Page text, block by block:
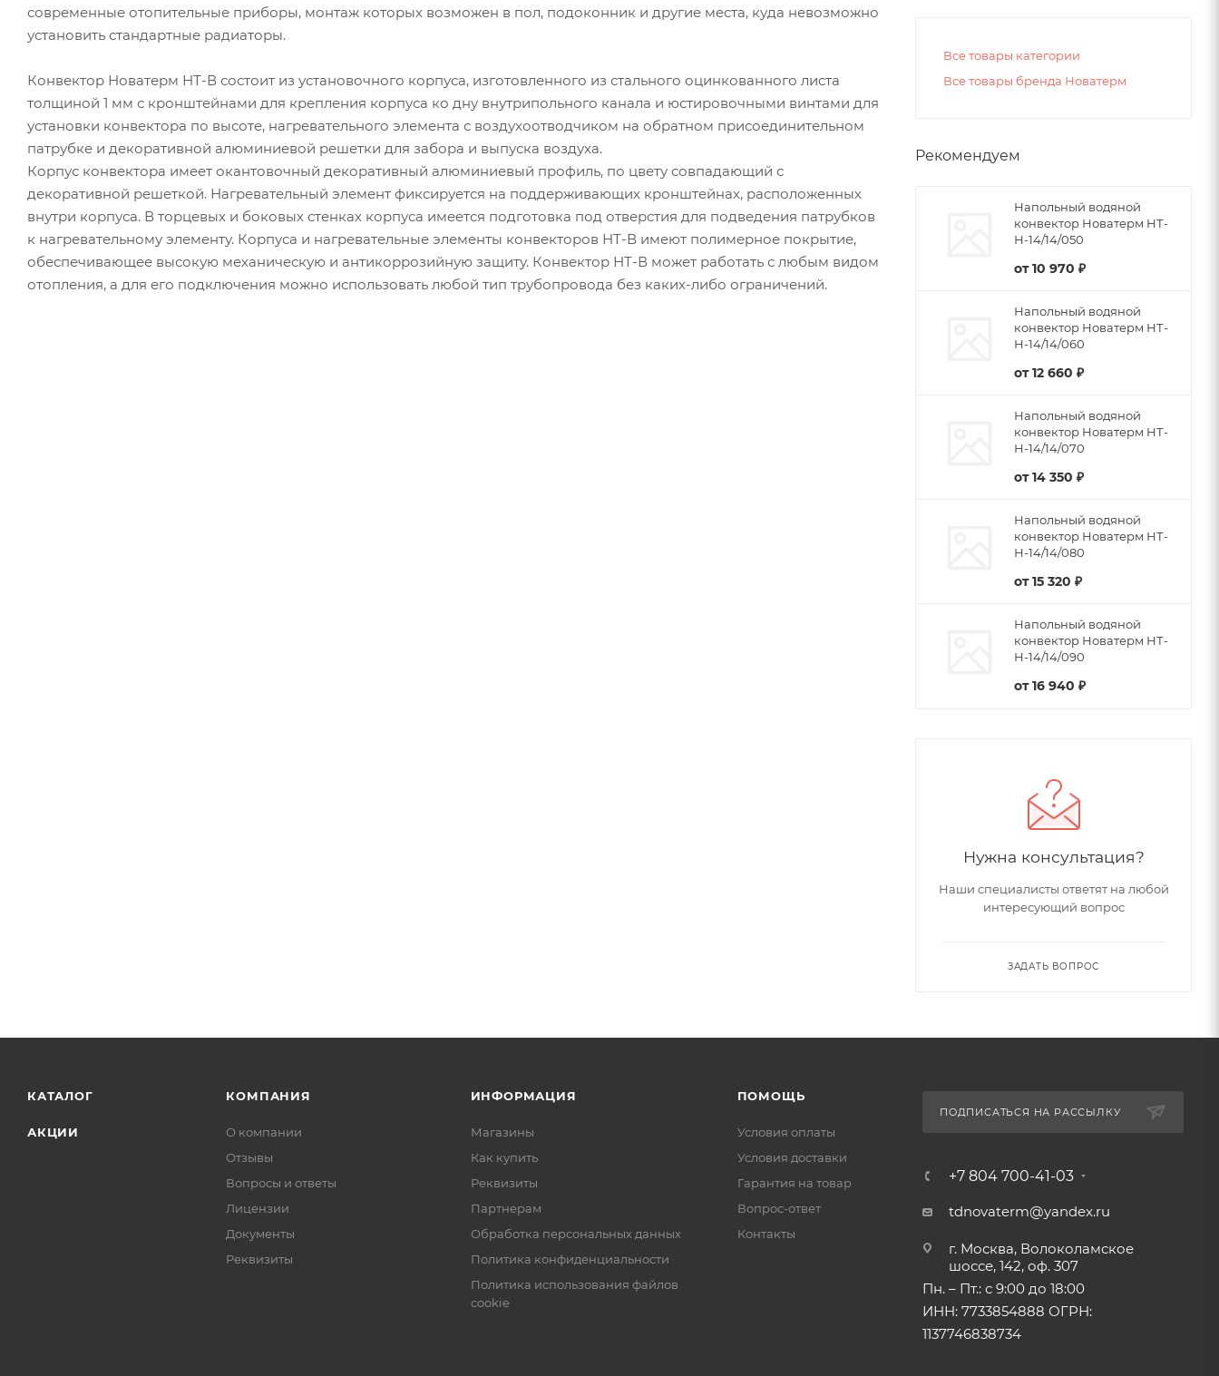
современные отопительные приборы, монтаж которых возможен в пол, подоконник и другие места, куда невозможно
установить стандартные радиаторы.
Конвектор Новатерм НТ-В состоит из установочного корпуса, изготовленного из стального оцинкованного листа
толщиной 1 мм с кронштейнами для крепления корпуса ко дну внутрипольного канала и юстировочными винтами для
установки конвектора по высоте, нагревательного элемента с воздухоотводчиком на обратном присоединительном
патрубке и декоративной алюминиевой решетки для забора и выпуска воздуха.
Корпус конвектора имеет окантовочный декоративный алюминиевый профиль, по цвету совпадающий с
декоративной решеткой. Нагревательный элемент фиксируется на поддерживающих кронштейнах, расположенных
внутри корпуса. В торцевых и боковых стенках корпуса имеется подготовка под отверстия для подведения патрубков
к нагревательному элементу. Корпуса и нагревательные элементы конвекторов НТ-В имеют полимерное покрытие,
обеспечивающее высокую механическую и антикоррозийную защиту. Конвектор НТ-В может работать с любым видом
отопления, а для его подключения можно использовать любой тип трубопровода без каких-либо ограничений.
Все товары категории
Все товары бренда Новатерм
Рекомендуем
Напольный водяной
конвектор Новатерм НТ-
Н-14/14/050
от10 970 ₽
Напольный водяной
конвектор Новатерм НТ-
Н-14/14/060
от12 660 ₽
Напольный водяной
конвектор Новатерм НТ-
Н-14/14/070
от14 350 ₽
Напольный водяной
конвектор Новатерм НТ-
Н-14/14/080
от15 320 ₽
Напольный водяной
конвектор Новатерм НТ-
Н-14/14/090
от16 940 ₽
Нужна консультация?
Наши специалисты ответят на любой
интересующий вопрос
ЗАДАТЬ ВОПРОС
КАТАЛОГ
АКЦИИ
КОМПАНИЯ
О компании
Отзывы
Вопросы и ответы
Лицензии
Документы
Реквизиты
ИНФОРМАЦИЯ
Магазины
Как купить
Реквизиты
Партнерам
Обработка персональных данных
Политика конфиденциальности
Политика использования файлов
cookie
ПОМОЩЬ
Условия оплаты
Условия доставки
Гарантия на товар
Вопрос-ответ
Контакты
ПОДПИСАТЬСЯ НА РАССЫЛКУ
+7 804 700-41-03
tdnovaterm@yandex.ru
г. Москва, Волоколамское
шоссе, 142, оф. 307
Пн. – Пт.: с 9:00 до 18:00
ИНН: 7733854888 ОГРН:
1137746838734